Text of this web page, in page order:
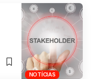
NOTÍCIAS